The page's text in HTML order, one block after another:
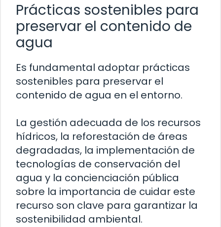
Prácticas sostenibles para
preservar el contenido de
agua
Es fundamental adoptar prácticas
sostenibles para preservar el
contenido de agua en el entorno.
La gestión adecuada de los recursos
hídricos, la reforestación de áreas
degradadas, la implementación de
tecnologías de conservación del
agua y la concienciación pública
sobre la importancia de cuidar este
recurso son clave para garantizar la
sostenibilidad ambiental.